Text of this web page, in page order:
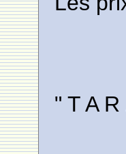
" T A